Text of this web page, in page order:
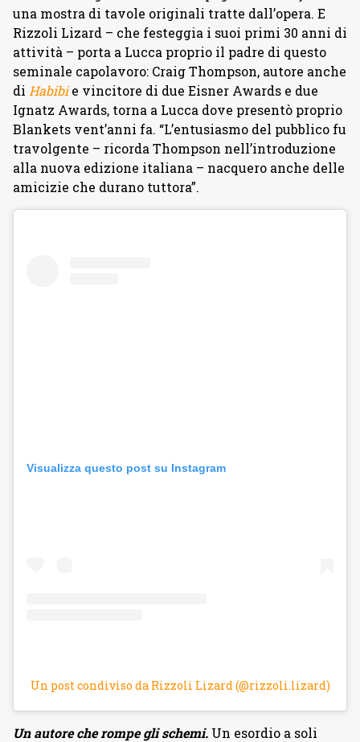
una mostra di tavole originali tratte dall’opera. E
Rizzoli Lizard – che festeggia i suoi primi 30 anni di
attività – porta a Lucca proprio il padre di questo
seminale capolavoro: Craig Thompson, autore anche
di Habibi e vincitore di due Eisner Awards e due
Ignatz Awards, torna a Lucca dove presentò proprio
Blankets vent’anni fa. “L’entusiasmo del pubblico fu
travolgente – ricorda Thompson nell’introduzione
alla nuova edizione italiana – nacquero anche delle
amicizie che durano tuttora”.
Visualizza questo post su Instagram
Un post condiviso da Rizzoli Lizard (@rizzoli.lizard)
Un autore che rompe gli schemi. Un esordio a soli